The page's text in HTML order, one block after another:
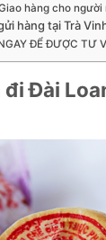
hàng cho người
hàng tại Trà
ĐỂ ĐƯỢC TƯ
Đài